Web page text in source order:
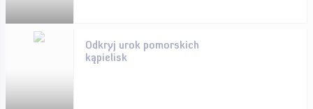
Odkryj urok pomorskich
kąpielisk